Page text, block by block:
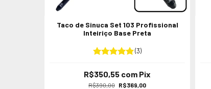
Taco de Sinuca Set 103 Profissional
Inteiriço Base Preta
(3)
R$390,00 R$369,00
R$350,55 com Pix